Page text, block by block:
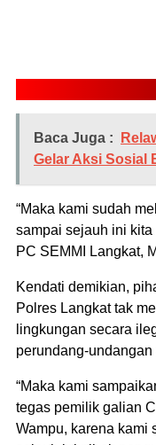
Baca Juga :
Gelar Aksi Sosial
“Maka kami sudah
sampai sejauh ini kita
PC SEMMI Langkat,
Kendati demikian,
Polres Langkat tak
lingkungan secara
perundang-undangan
“Maka kami
tegas pemilik galian
Wampu, karena kami